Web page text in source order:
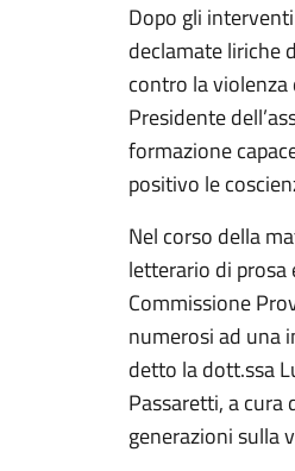
Dopo gli
declamate liriche
contro la violenza
Presidente
formazione
positivo le
Nel corso della
letterario di prosa
Commissione
numerosi ad una
detto la dott.ssa
Passaretti, a cura
generazioni sulla